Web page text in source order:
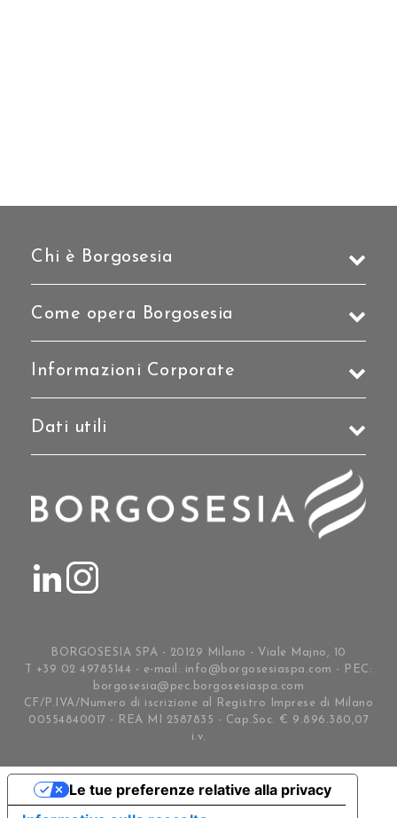
Chi è Borgosesia
Come opera Borgosesia
Informazioni Corporate
Dati utili
BORGOSESIA SPA - 20129 Milano - Viale Majno, 10
T +39 02 49785144 - e-mail: info@borgosesiaspa.com - PEC:
borgosesia@pec.borgosesiaspa.com
CF/P.IVA/Numero di iscrizione al Registro Imprese di Milano
00554840017 - REA MI 2587835 - Cap.Soc. € 9.896.380,07
i.v.
Le tue preferenze relative alla privacy